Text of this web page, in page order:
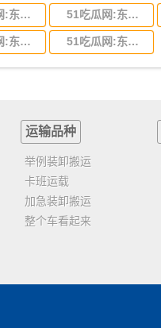
51吃瓜网:东莞到陕西省物流运输,东莞到陕西省物流公司 51吃瓜网:东莞到贵州省物流运输,东莞到贵州省物流公司
51吃瓜网:东莞到福建省物流运输,东莞到福建省物流公司 51吃瓜网:东莞到广西物流专线,东莞到广西物流公司
运输品种
举例装卸搬运
卡班运载
加急装卸搬运
整个车看起来